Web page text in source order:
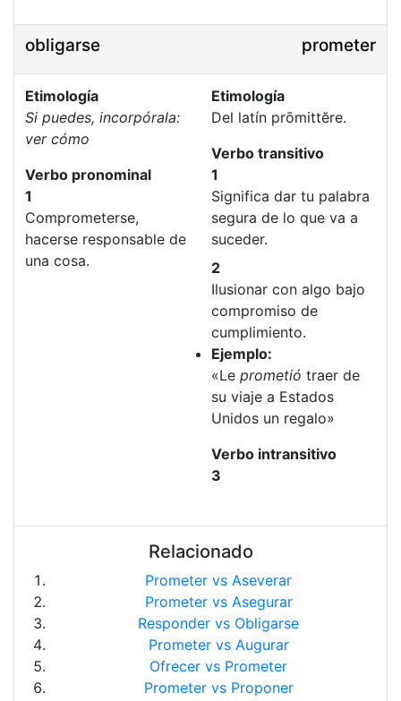
obligarse prometer
Etimología
Si puedes, incorpórala:
ver cómo
Verbo pronominal
1
Comprometerse,
hacerse responsable de
una cosa.
Etimología
Del latín prōmittĕre.
Verbo transitivo
1
Significa dar tu palabra
segura de lo que va a
suceder.
2
Ilusionar con algo bajo
compromiso de
cumplimiento.
Ejemplo:
«Le prometió traer de
su viaje a Estados
Unidos un regalo»
Verbo intransitivo
3
Relacionado
Prometer vs Aseverar
Prometer vs Asegurar
Responder vs Obligarse
Prometer vs Augurar
Ofrecer vs Prometer
Prometer vs Proponer